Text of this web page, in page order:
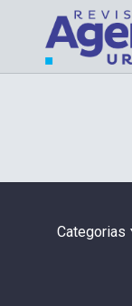
Categorias